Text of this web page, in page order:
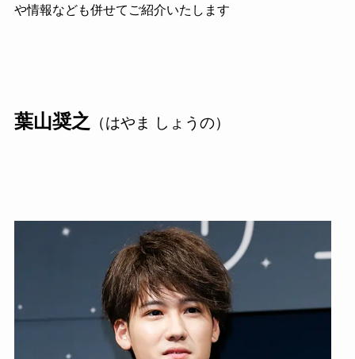
や情報なども併せてご紹介いたします
葉山奨之 （はやま しょうの）